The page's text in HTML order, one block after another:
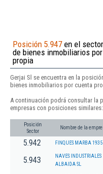
Posición 5.947 en el
de bienes inmobiliarios
propia
Gerjai Sl se encuentra en la
bienes inmobiliarios por cuenta
A continuación podrá consultar la
empresas con posiciones similares:
Posición
Sector
Nombre de la
5.942 FINQUES MARBA 1935
5.943
NAVES INDUSTRIALES
ALBAIDA SL